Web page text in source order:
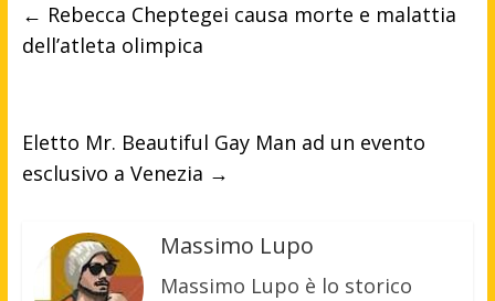
← Rebecca Cheptegei causa morte e malattia
dell’atleta olimpica
Eletto Mr. Beautiful Gay Man ad un evento
esclusivo a Venezia →
Massimo Lupo
Massimo Lupo è lo storico